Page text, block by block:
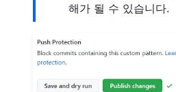
해가 될 수 있습니다.